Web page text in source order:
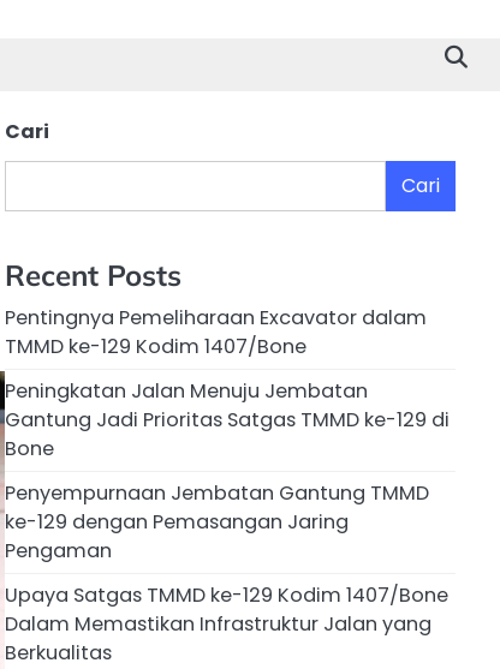
Cari
Cari
Recent Posts
Pentingnya Pemeliharaan Excavator dalam
TMMD ke-129 Kodim 1407/Bone
Peningkatan Jalan Menuju Jembatan
Gantung Jadi Prioritas Satgas TMMD ke-129 di
Bone
Penyempurnaan Jembatan Gantung TMMD
ke-129 dengan Pemasangan Jaring
Pengaman
Upaya Satgas TMMD ke-129 Kodim 1407/Bone
Dalam Memastikan Infrastruktur Jalan yang
Berkualitas